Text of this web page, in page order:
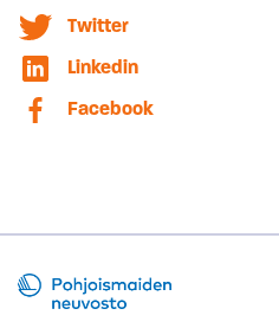
Twitter
Linkedin
Facebook